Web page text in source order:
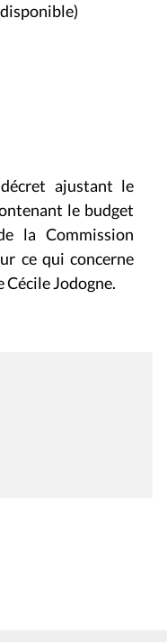
ajustant le
le budget
la Commission
ce qui concerne
Cécile Jodogne.